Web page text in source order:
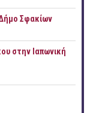
Σφακίων
στην Ιαπωνική